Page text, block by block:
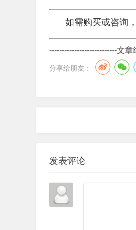
如需购买或咨询 ，
---------------------------文
分享给朋友：
发表评论